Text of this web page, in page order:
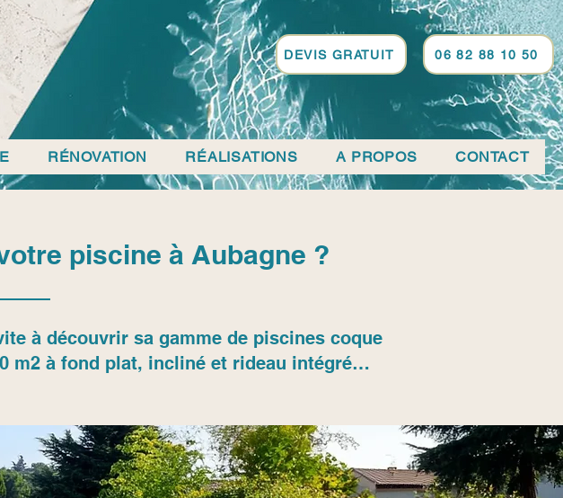
RÉNOVATION RÉALISATIONS A PROPOS CONTACT
DEVIS GRATUIT 06 82 88 10 50
piscine à Aubagne ?
à découvrir sa gamme de piscines coque
m2 à fond plat, incliné et rideau intégré…